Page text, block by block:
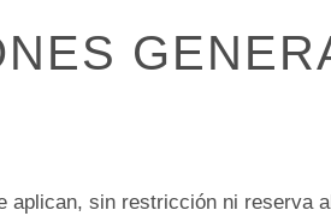
aplican, sin restricción ni reserva